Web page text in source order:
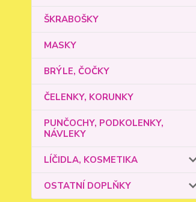
ŠKRABOŠKY
MASKY
BRÝLE, ČOČKY
ČELENKY, KORUNKY
PUNČOCHY, PODKOLENKY,
NÁVLEKY
LÍČIDLA, KOSMETIKA
OSTATNÍ DOPLŇKY